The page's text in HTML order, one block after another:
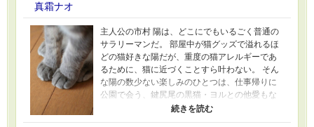
真霜ナオ
主人公の市村 陽は、どこにでもいるごく普通の
サラリーマンだ。 部屋中が猫グッズで溢れるほ
どの猫好きな陽だが、重度の猫アレルギーであ
るために、猫に近づくことすら叶わない。 そん
な陽の数少ない楽しみのひとつは、仕事帰りに
公園で会う、鍵尻尾の黒猫・ヨルとの他愛もな
い時間だった。 ある時、いつものように仕事帰
りに公園へと立ち寄った陽は、不良グループに